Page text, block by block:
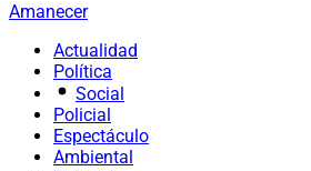
Amanecer
Actualidad
Política
Social
Policial
Espectáculo
Ambiental